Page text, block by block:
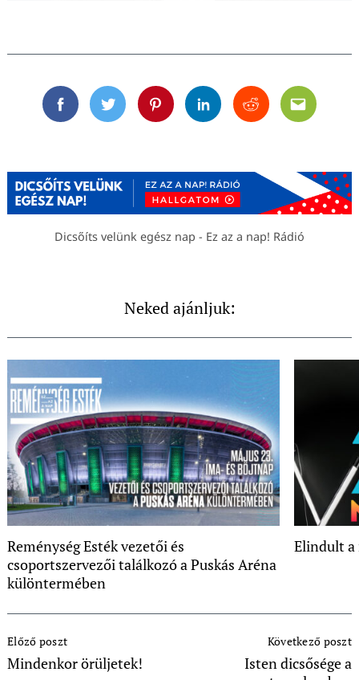
FacebookTwitterPinterestLinkedinRedditEmail
Dicsőíts velünk egész nap - Ez az a nap! Rádió
Neked ajánljuk:
Reménység Esték vezetői és
csoportszervezői találkozó a Puskás Aréna
különtermében
Elindult a
Navigation
Előző poszt
Mindenkor örüljetek!
Következő poszt
Isten dicsősége a